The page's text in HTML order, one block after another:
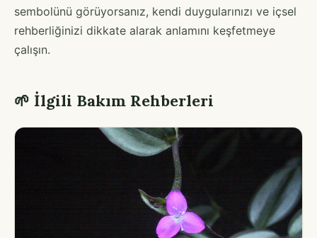
sembolünü görüyorsanız, kendi duygularınızı ve içsel
rehberliğinizi dikkate alarak anlamını keşfetmeye
çalışın.
🌱 İlgili Bakım Rehberleri